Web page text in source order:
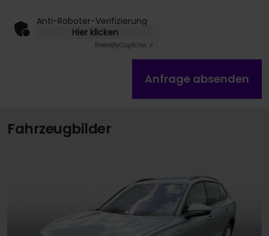
Anti-Roboter-Verifizierung
Hier klicken
FriendlyCaptcha ⇗
Anfrage absenden
Fahrzeugbilder